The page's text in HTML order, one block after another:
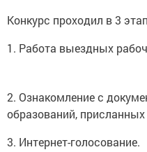
Конкурс проходил в 3
1. Работа выездных
2. Ознакомление с
образований, присланных
3. Интернет-голосование.